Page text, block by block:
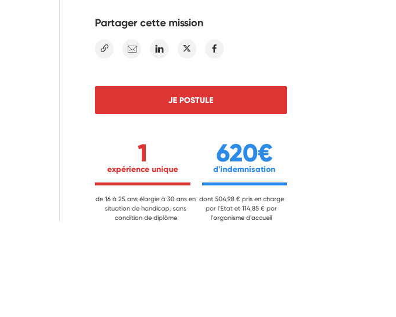
Partager cette mission
E-mail Linkedin Twitter
JE POSTULE
1
expérience unique
de 16 à 25 ans élargie à 30 ans en
situation de handicap, sans
condition de diplôme
620€
d'indemnisation
dont 504,98 € pris en charge
par l'Etat et 114,85 € par
l'organisme d'accueil